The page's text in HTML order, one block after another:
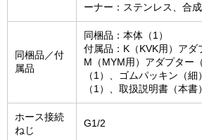
ーナー：ステンレス、合
同梱品／付
属品
同梱品：本体（1）
付属品：K（KVK用）アダ
M（MYM用）アダプター
（1）、ゴムパッキン（
（1）、取扱説明書（本書
ホース接続
ねじ
G1/2